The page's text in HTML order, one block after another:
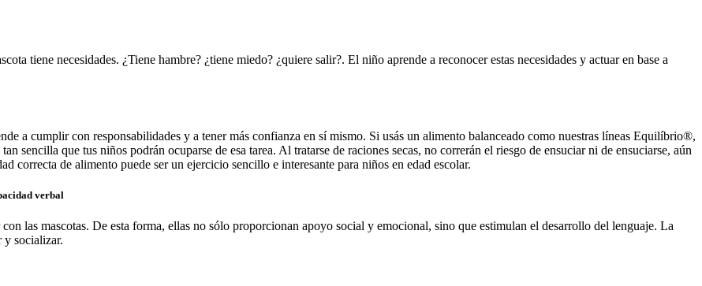
tiene necesidades. ¿Tiene hambre? ¿tiene miedo? ¿quiere salir?. El niño aprende a reconocer estas necesidades y actuar en base a
a cumplir con responsabilidades y a tener más confianza en sí mismo. Si usás un alimento balanceado como nuestras líneas Equilíbrio®,
que tus niños podrán ocuparse de esa tarea. Al tratarse de raciones secas, no correrán el riesgo de ensuciar ni de ensuciarse, aún
correcta de alimento puede ser un ejercicio sencillo e interesante para niños en edad escolar.
verbal
las mascotas. De esta forma, ellas no sólo proporcionan apoyo social y emocional, sino que estimulan el desarrollo del lenguaje. La
y socializar.